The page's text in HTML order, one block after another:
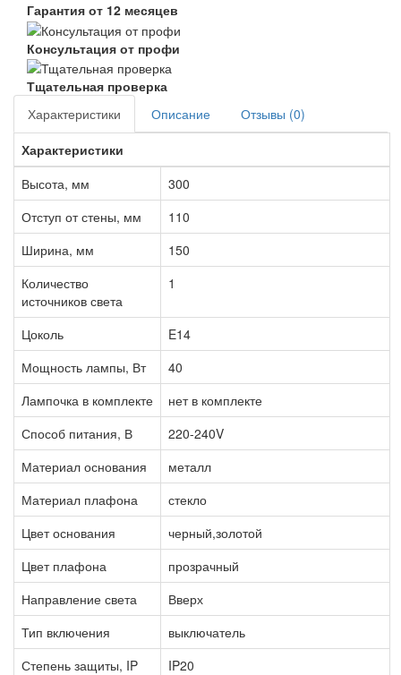
Гарантия от 12 месяцев
Консультация от профи
Тщательная проверка
Характеристики
Описание
Отзывы (0)
Характеристики
Высота, мм
300
Отступ от стены, мм
110
Ширина, мм
150
Количество
источников света
1
Цоколь
E14
Мощность лампы, Вт
40
Лампочка в комплекте
нет в комплекте
Способ питания, В
220-240V
Материал основания
металл
Материал плафона
стекло
Цвет основания
черный,золотой
Цвет плафона
прозрачный
Направление света
Вверх
Тип включения
выключатель
Степень защиты, IP
IP20